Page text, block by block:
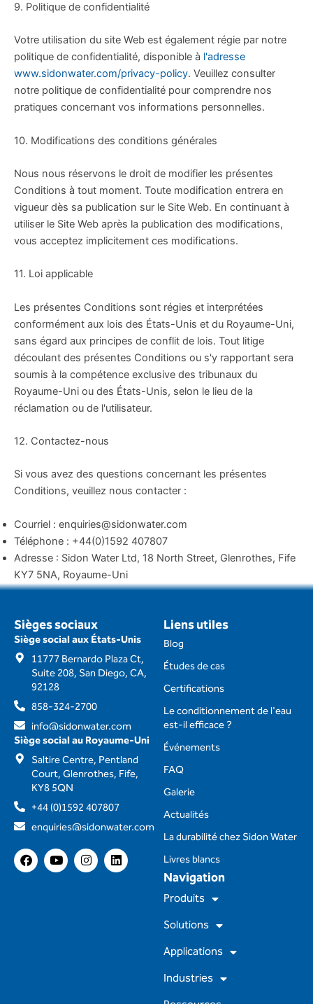
9. Politique de confidentialité
Votre utilisation du site Web est également régie par notre
politique de confidentialité, disponible à l'adresse
www.sidonwater.com/privacy-policy. Veuillez consulter
notre politique de confidentialité pour comprendre nos
pratiques concernant vos informations personnelles.
10. Modifications des conditions générales
Nous nous réservons le droit de modifier les présentes
Conditions à tout moment. Toute modification entrera en
vigueur dès sa publication sur le Site Web. En continuant à
utiliser le Site Web après la publication des modifications,
vous acceptez implicitement ces modifications.
11. Loi applicable
Les présentes Conditions sont régies et interprétées
conformément aux lois des États-Unis et du Royaume-Uni,
sans égard aux principes de conflit de lois. Tout litige
découlant des présentes Conditions ou s'y rapportant sera
soumis à la compétence exclusive des tribunaux du
Royaume-Uni ou des États-Unis, selon le lieu de la
réclamation ou de l'utilisateur.
12. Contactez-nous
Si vous avez des questions concernant les présentes
Conditions, veuillez nous contacter :
Courriel : enquiries@sidonwater.com
Téléphone : +44(0)1592 407807
Adresse : Sidon Water Ltd, 18 North Street, Glenrothes, Fife
KY7 5NA, Royaume-Uni
Sièges sociaux
Siège social aux États-Unis
11777 Bernardo Plaza Ct,
Suite 208, San Diego, CA,
92128
858-324-2700
info@sidonwater.com
Siège social au Royaume-Uni
Saltire Centre, Pentland
Court, Glenrothes, Fife,
KY8 5QN
+44 (0)1592 407807
enquiries@sidonwater.com
F
a
c
Y
o
u
I
n
s
L
i
n
Navigation
Produits
Solutions
Applications
Industries
Liens utiles
Blog
Études de cas
Certifications
Le conditionnement de l'eau
est-il efficace ?
Événements
FAQ
Galerie
Actualités
La durabilité chez Sidon Water
Livres blancs